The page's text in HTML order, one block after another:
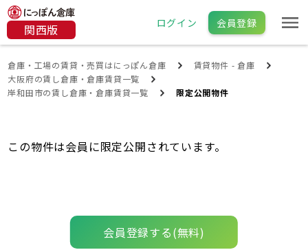
関西版 ログイン 会員登録
倉庫・工場の賃貸・売買はにっぽん倉庫
賃貸物件 - 倉庫
大阪府の賃し倉庫・倉庫賃貸一覧
岸和田市の賃し倉庫・倉庫賃貸一覧
限定公開物件
この物件は会員に限定公開されています。
会員登録する(無料)